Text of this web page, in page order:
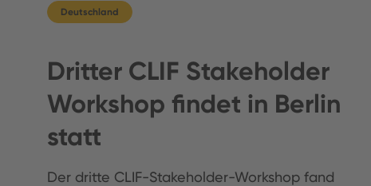
Deutschland
Dritter CLIF Stakeholder
Workshop findet in Berlin
statt
Der dritte CLIF-Stakeholder-Workshop fand